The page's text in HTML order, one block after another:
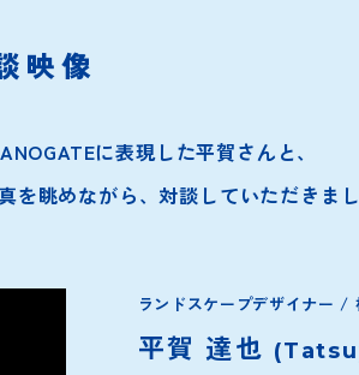
映像
に表現した平賀さんと、
を眺めながら、対談していただきま
ランドスケープデザイナー /
平賀 達也